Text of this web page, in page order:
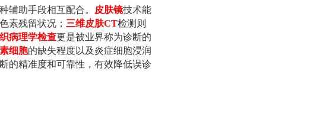
辅助手段相互配合。 皮肤镜技术能
素残留状况； 三维皮肤CT检测则
病理学检查更是被业界称为诊断的
细胞的缺失程度以及炎症细胞浸润
的精准度和可靠性，有效降低误诊